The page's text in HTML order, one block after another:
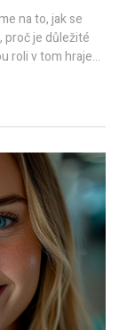
na to, jak se
proč je důležité
roli v tom hraje
objevení